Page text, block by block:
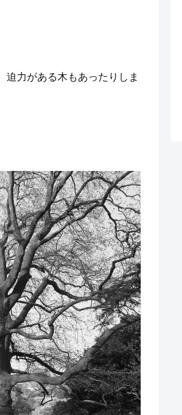
力がある木もあったりしま